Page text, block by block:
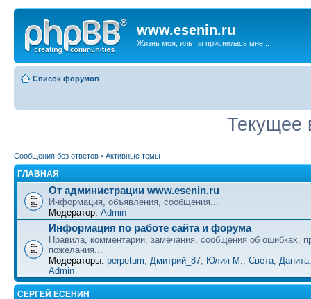
www.esenin.ru
Жизнь моя, иль ты приснилась мне...
Список форумов
Текущее
Сообщения без ответов • Активные темы
ГЛАВНАЯ
От администрации www.esenin.ru
Информация, объявления, сообщения...
Модератор: Admin
Информация по работе сайта и форума
Правила, комментарии, замечания, сообщения об ошибках,
пожелания...
Модераторы: perpetum, Дмитрий_87, Юлия М., Света, Данита
Admin
СЕРГЕЙ ЕСЕНИН